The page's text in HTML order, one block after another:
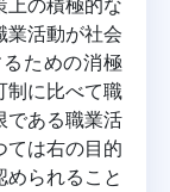
業活動が社会
ための消極
制に比べて職
である職業活
ては右の目的
られること